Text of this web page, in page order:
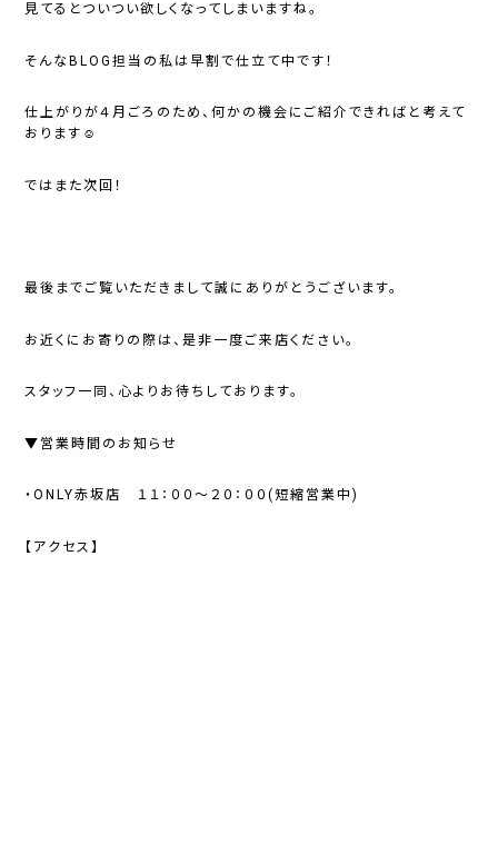
見てるとついつい欲しくなってしまいますね。
そんなBLOG担当の私は早割で仕立て中です！
仕上がりが４月ごろのため、何かの機会にご紹介できればと考えて
おります☺
ではまた次回！
最後までご覧いただきまして誠にありがとうございます。
お近くにお寄りの際は、是非一度ご来店ください。
スタッフ一同、心よりお待ちしております。
▼営業時間のお知らせ
・ONLY赤坂店 １１：００～２０：００(短縮営業中)
【アクセス】